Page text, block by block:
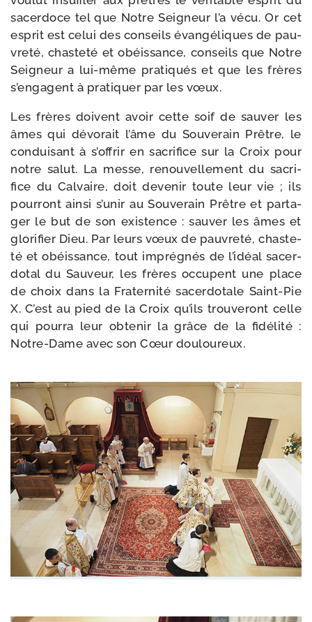
sacer­doce tel que Notre Seigneur l’a vécu. Or cet
esprit est celui des conseils évan­gé­liques de pau­
vre­té, chas­te­té et obéis­sance, conseils que Notre
Seigneur a lui-​même pra­ti­qués et que les frères
s’engagent à pra­ti­quer par les vœux.
Les frères doivent avoir cette soif de sau­ver les
âmes qui dévo­rait l’âme du Souverain Prêtre, le
condui­sant à s’offrir en sacri­fice sur la Croix pour
notre salut. La messe, renou­vel­le­ment du sacri­
fice du Calvaire, doit deve­nir toute leur vie ; ils
pour­ront ain­si s’unir au Souverain Prêtre et par­ta­
ger le but de son exis­tence : sau­ver les âmes et
glo­ri­fier Dieu. Par leurs vœux de pau­vre­té, chas­te­
té et obéis­sance, tout impré­gnés de l’idéal sacer­
do­tal du Sauveur, les frères occupent une place
de choix dans la Fraternité sacer­do­tale Saint-​Pie
X. C’est au pied de la Croix qu’ils trou­ve­ront celle
qui pour­ra leur obte­nir la grâce de la fidé­li­té :
Notre-​Dame avec son Cœur douloureux.